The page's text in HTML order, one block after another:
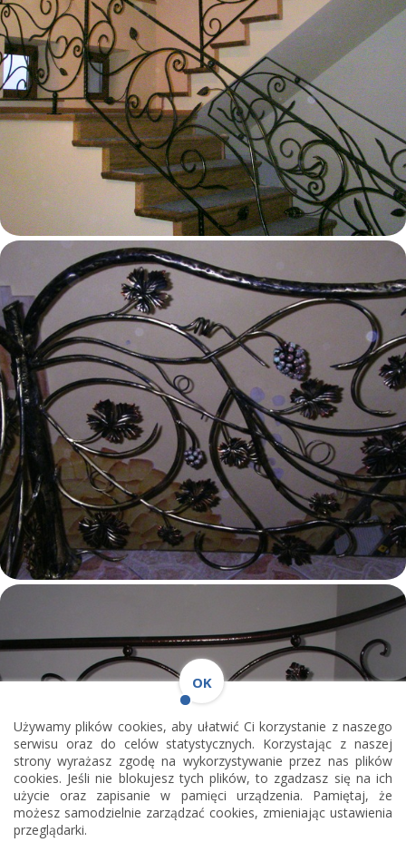
Używamy plików cookies, aby ułatwić Ci korzystanie z naszego
serwisu oraz do celów statystycznych. Korzystając z naszej
strony wyrażasz zgodę na wykorzystywanie przez nas plików
cookies. Jeśli nie blokujesz tych plików, to zgadzasz się na ich
użycie oraz zapisanie w pamięci urządzenia. Pamiętaj, że
możesz samodzielnie zarządzać cookies, zmieniając ustawienia
przeglądarki.
OK